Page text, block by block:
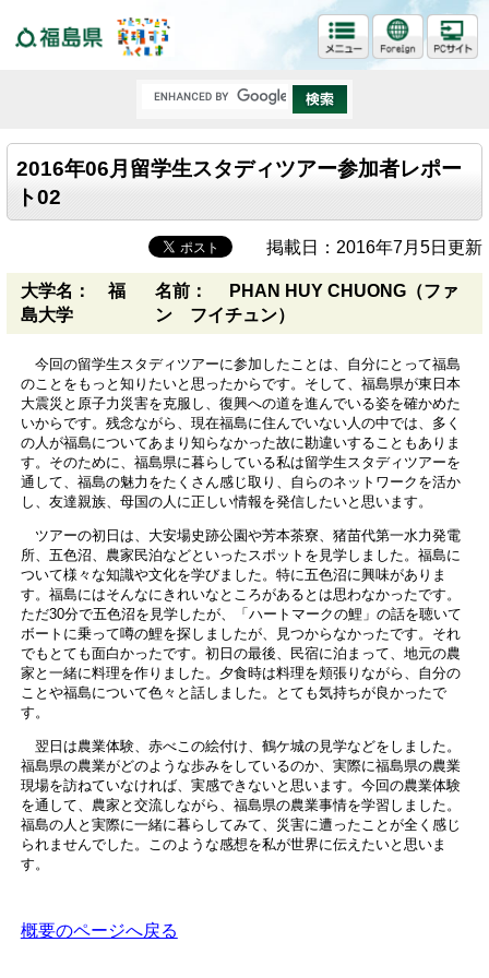
2016年06月留学生スタディツアー参加者レポー
ト02
掲載日：2016年7月5日更新
大学名： 福
島大学
名前： PHAN HUY CHUONG（ファ
ン フイチュン）
今回の留学生スタディツアーに参加したことは、自分にとって福島
のことをもっと知りたいと思ったからです。そして、福島県が東日本
大震災と原子力災害を克服し、復興への道を進んでいる姿を確かめた
いからです。残念ながら、現在福島に住んでいない人の中では、多く
の人が福島についてあまり知らなかった故に勘違いすることもありま
す。そのために、福島県に暮らしている私は留学生スタディツアーを
通して、福島の魅力をたくさん感じ取り、自らのネットワークを活か
し、友達親族、母国の人に正しい情報を発信したいと思います。
ツアーの初日は、大安場史跡公園や芳本茶寮、猪苗代第一水力発電
所、五色沼、農家民泊などといったスポットを見学しました。福島に
ついて様々な知識や文化を学びました。特に五色沼に興味がありま
す。福島にはそんなにきれいなところがあるとは思わなかったです。
ただ30分で五色沼を見学したが、「ハートマークの鯉」の話を聴いて
ボートに乗って噂の鯉を探しましたが、見つからなかったです。それ
でもとても面白かったです。初日の最後、民宿に泊まって、地元の農
家と一緒に料理を作りました。夕食時は料理を頬張りながら、自分の
ことや福島について色々と話しました。とても気持ちが良かったで
す。
翌日は農業体験、赤べこの絵付け、鶴ケ城の見学などをしました。
福島県の農業がどのような歩みをしているのか、実際に福島県の農業
現場を訪ねていなければ、実感できないと思います。今回の農業体験
を通して、農家と交流しながら、福島県の農業事情を学習しました。
福島の人と実際に一緒に暮らしてみて、災害に遭ったことが全く感じ
られませんでした。このような感想を私が世界に伝えたいと思いま
す。
概要のページへ戻る